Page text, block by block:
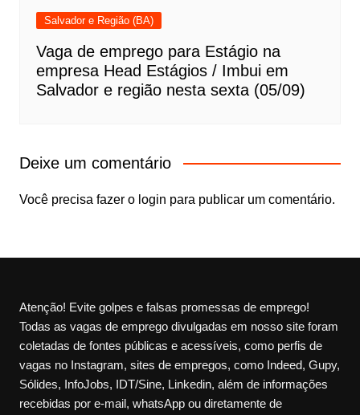
Salvador e Região (BA)
Vaga de emprego para Estágio na
empresa Head Estágios / Imbui em
Salvador e região nesta sexta (05/09)
Deixe um comentário
Você precisa fazer o login para publicar um comentário.
Atenção! Evite golpes e falsas promessas de emprego!
Todas as vagas de emprego divulgadas em nosso site foram
coletadas de fontes públicas e acessíveis, como perfis de
vagas no Instagram, sites de empregos, como Indeed, Gupy,
Sólides, InfoJobs, IDT/Sine, Linkedin, além de informações
recebidas por e-mail, whatsApp ou diretamente de